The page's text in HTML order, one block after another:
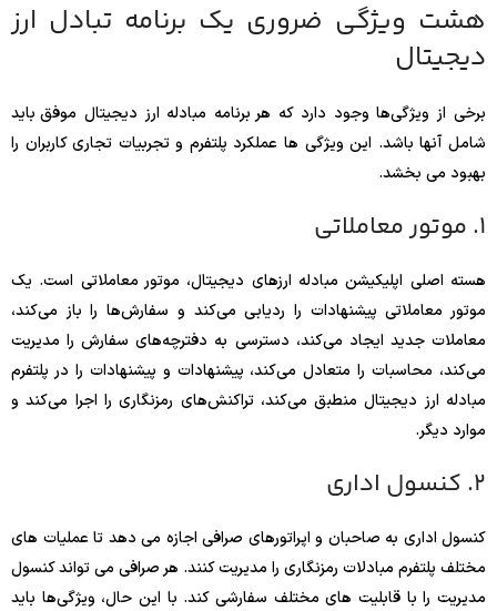
هشت ویژگی ضروری یک برنامه تبادل ارز
دیجیتال
برخی از ویژگی‌ها وجود دارد که هر برنامه مبادله ارز دیجیتال موفق باید
شامل آنها باشد. این ویژگی ها عملکرد پلتفرم و تجربیات تجاری کاربران را
بهبود می بخشد.
1. موتور معاملاتی
هسته اصلی اپلیکیشن مبادله ارزهای دیجیتال، موتور معاملاتی است. یک
موتور معاملاتی پیشنهادات را ردیابی می‌کند و سفارش‌ها را باز می‌کند،
معاملات جدید ایجاد می‌کند، دسترسی به دفترچه‌های سفارش را مدیریت
می‌کند، محاسبات را متعادل می‌کند، پیشنهادات و پیشنهادات را در پلتفرم
مبادله ارز دیجیتال منطبق می‌کند، تراکنش‌های رمزنگاری را اجرا می‌کند و
موارد دیگر.
2. کنسول اداری
کنسول اداری به صاحبان و اپراتورهای صرافی اجازه می دهد تا عملیات های
مختلف پلتفرم مبادلات رمزنگاری را مدیریت کنند. هر صرافی می تواند کنسول
مدیریت را با قابلیت های مختلف سفارشی کند. با این حال، ویژگی‌ها باید